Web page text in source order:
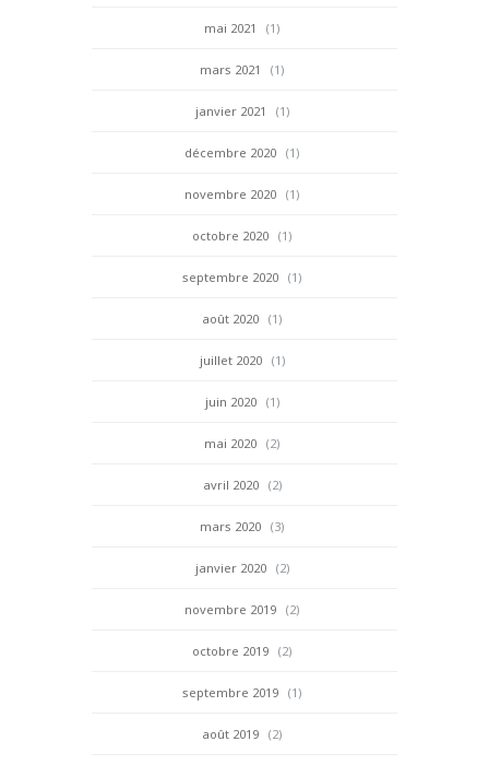
mai 2021 (1)
mars 2021 (1)
janvier 2021 (1)
décembre 2020 (1)
novembre 2020 (1)
octobre 2020 (1)
septembre 2020 (1)
août 2020 (1)
juillet 2020 (1)
juin 2020 (1)
mai 2020 (2)
avril 2020 (2)
mars 2020 (3)
janvier 2020 (2)
novembre 2019 (2)
octobre 2019 (2)
septembre 2019 (1)
août 2019 (2)